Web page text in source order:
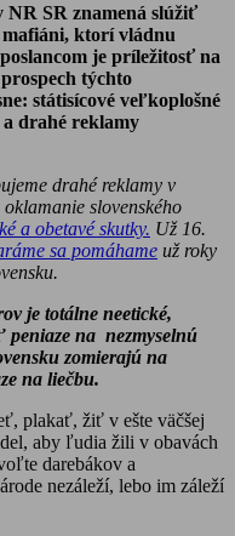
NR SR znamená slúžiť
mafiáni, ktorí vládnu
je príležitosť na
týchto
státisícové veľkoplošné
a drahé reklamy
drahé reklamy v
slovenského
a obetavé skutky. Už 16.
sa pomáhame už roky
je totálne neetické,
peniaze na nezmyselnú
zomierajú na
na liečbu.
plakať, žiť v ešte väčšej
aby ľudia žili v obavách
darebákov a
nezáleží, lebo im záleží